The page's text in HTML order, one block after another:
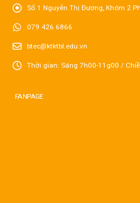
Số 1 Nguyễn Thị Đương, Khóm 2
079 426 6866
btec@ktktbl.edu.vn
Thời gian: Sáng 7h00-11g00 /
FANPAGE